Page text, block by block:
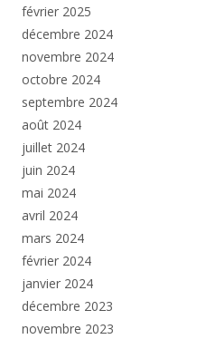
février 2025
décembre 2024
novembre 2024
octobre 2024
septembre 2024
août 2024
juillet 2024
juin 2024
mai 2024
avril 2024
mars 2024
février 2024
janvier 2024
décembre 2023
novembre 2023